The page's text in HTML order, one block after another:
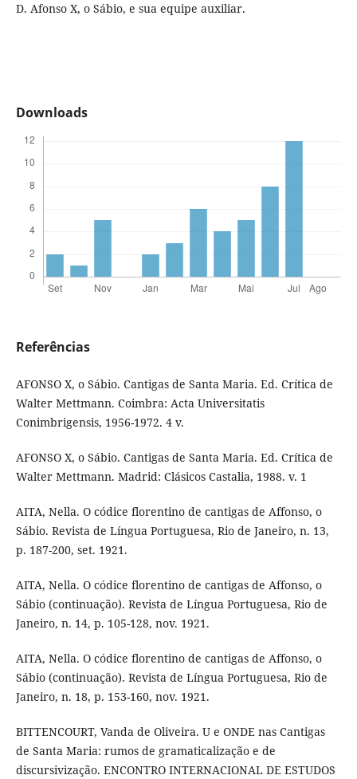
D. Afonso X, o Sábio, e sua equipe auxiliar.
Downloads
Referências
AFONSO X, o Sábio. Cantigas de Santa Maria. Ed. Crítica de
Walter Mettmann. Coimbra: Acta Universitatis
Conimbrigensis, 1956-1972. 4 v.
AFONSO X, o Sábio. Cantigas de Santa Maria. Ed. Crítica de
Walter Mettmann. Madrid: Clásicos Castalia, 1988. v. 1
AITA, Nella. O códice florentino de cantigas de Affonso, o
Sábio. Revista de Língua Portuguesa, Rio de Janeiro, n. 13,
p. 187-200, set. 1921.
AITA, Nella. O códice florentino de cantigas de Affonso, o
Sábio (continuação). Revista de Língua Portuguesa, Rio de
Janeiro, n. 14, p. 105-128, nov. 1921.
AITA, Nella. O códice florentino de cantigas de Affonso, o
Sábio (continuação). Revista de Língua Portuguesa, Rio de
Janeiro, n. 18, p. 153-160, nov. 1921.
BITTENCOURT, Vanda de Oliveira. U e ONDE nas Cantigas
de Santa Maria: rumos de gramaticalização e de
discursivização. ENCONTRO INTERNACIONAL DE ESTUDOS